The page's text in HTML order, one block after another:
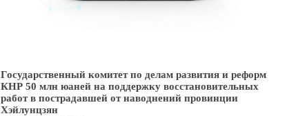
Государственный комитет по делам развития и реформ
КНР 50 млн юаней на поддержку восстановительных
работ в пострадавшей от наводнений провинции
Хэйлунцзян